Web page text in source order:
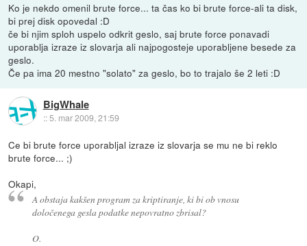
Ko je nekdo omenil brute force... ta čas ko bi brute force-ali ta disk,
bi prej disk opovedal :D
če bi njim sploh uspelo odkrit geslo, saj brute force ponavadi
uporablja izraze iz slovarja ali najpogosteje uporabljene besede za
geslo.
Če pa ima 20 mestno "solato" za geslo, bo to trajalo še 2 leti :D
BigWhale
::5. mar 2009, 21:59
Ce bi brute force uporabljal izraze iz slovarja se mu ne bi reklo
brute force... ;)
Okapi,
A obstaja kakšen program za kriptiranje, ki bi ob vnosu
določenega gesla podatke nepovratno zbrisal?
O.